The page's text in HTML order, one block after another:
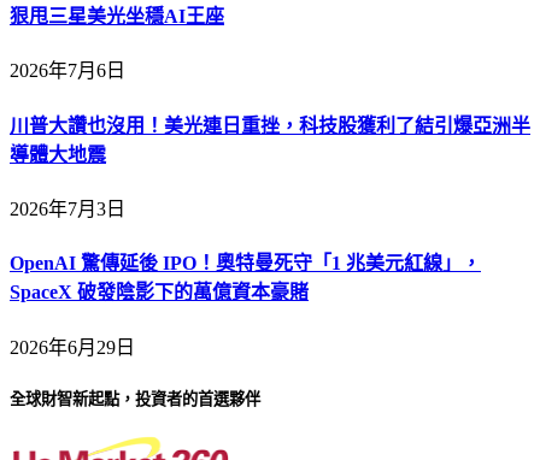
狠甩三星美光坐穩AI王座
2026年7月6日
川普大讚也沒用！美光連日重挫，科技股獲利了結引爆亞洲半
導體大地震
2026年7月3日
OpenAI 驚傳延後 IPO！奧特曼死守「1 兆美元紅線」，
SpaceX 破發陰影下的萬億資本豪賭
2026年6月29日
全球財智新起點，投資者的首選夥伴